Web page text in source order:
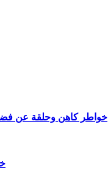
خواطر كاهن وحلقة عن فضيلة